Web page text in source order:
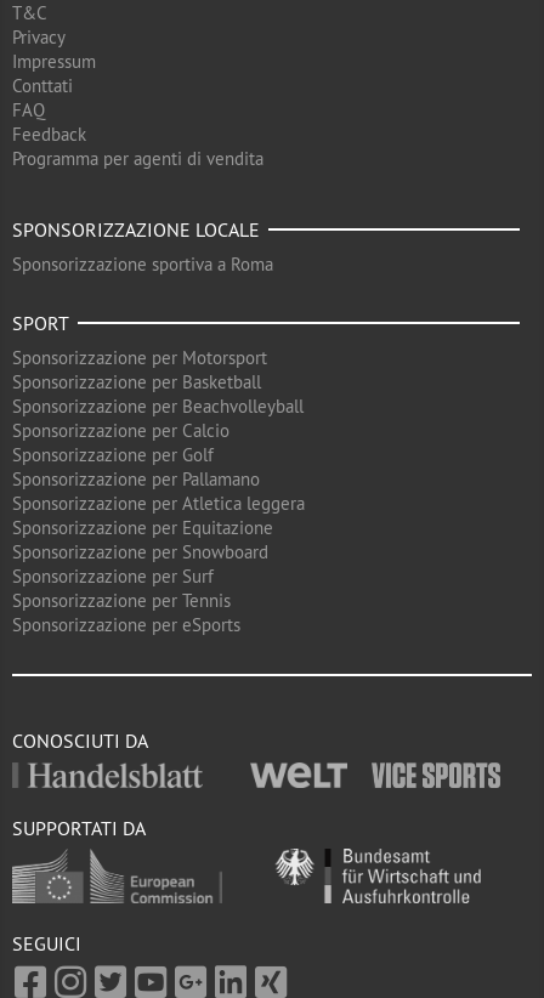
T&C
Privacy
Impressum
Conttati
FAQ
Feedback
Programma per agenti di vendita
SPONSORIZZAZIONE LOCALE
Sponsorizzazione sportiva a Roma
SPORT
Sponsorizzazione per Motorsport
Sponsorizzazione per Basketball
Sponsorizzazione per Beachvolleyball
Sponsorizzazione per Calcio
Sponsorizzazione per Golf
Sponsorizzazione per Pallamano
Sponsorizzazione per Atletica leggera
Sponsorizzazione per Equitazione
Sponsorizzazione per Snowboard
Sponsorizzazione per Surf
Sponsorizzazione per Tennis
Sponsorizzazione per eSports
CONOSCIUTI DA
SUPPORTATI DA
SEGUICI